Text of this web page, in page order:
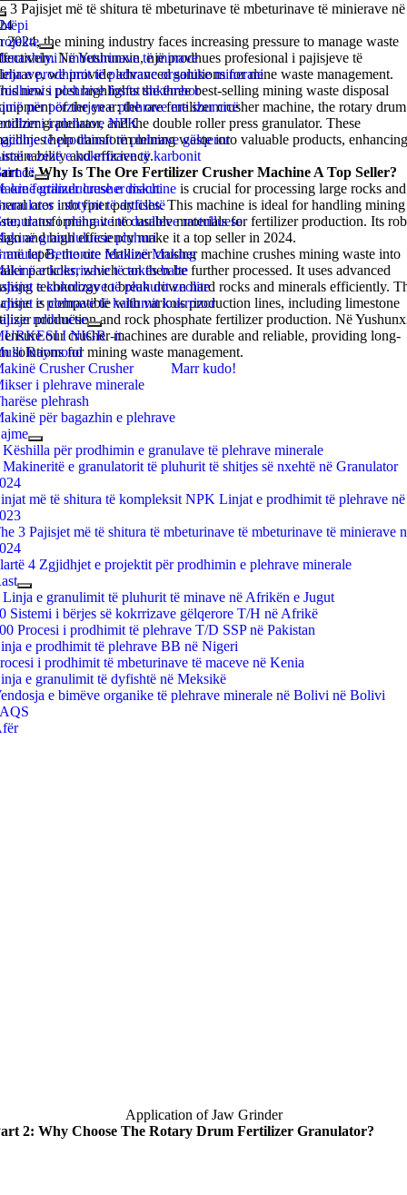
i mbeturinave të minave
e prodhimit të plehrave organike minerale
i plehrave fosfat shkëmbor
për përzierjen e plehrave me shumicë
i plehrave NPK
të prodhimit të plehrave gëlqeror
e zezë e kokrrizave të karbonit
granululuese e diskut
i shtypit të dyfishtë
i plehrave të daulleve rrotulluese
granululuese pluhuri
Bentonite Makinë Making
e kokrrizave të tokës balte
e kokrrizave të pluhurit zeolite
e plehrave të kaliumit kokrrizor
ndihmëse
I NIGR -it
Raymond
Crusher Crusher
i plehrave minerale
plehrash
për bagazhin e plehrave
Këshilla për prodhimin e granulave të plehrave minerale
Makineritë e granulatorit të pluhurit të shitjes së nxehtë në Granulator
më të shitura të kompleksit NPK Linjat e prodhimit të plehrave në
3 Pajisjet më të shitura të mbeturinave të mbeturinave të minierave
4 Zgjidhjet e projektit për prodhimin e plehrave minerale
Linja e granulimit të pluhurit të minave në Afrikën e Jugut
Sistemi i bërjes së kokrrizave gëlqerore T/H në Afrikë
Procesi i prodhimit të plehrave T/D SSP në Pakistan
e prodhimit të plehrave BB në Nigeri
i prodhimit të mbeturinave të maceve në Kenia
e granulimit të dyfishtë në Meksikë
e bimëve organike të plehrave minerale në Bolivi në Bolivi
3 Pajisjet më të shitura të mbeturinave të mbeturinave të minierave në
2024,the mining industry faces increasing pressure to manage waste
. Në Yushunxin, një prodhues profesional i pajisjeve të
we provide advanced solutions for mine waste management.
news post highlights the three best-selling mining waste disposal
of the year:the ore fertilizer crusher machine,the rotary drum
granulator,and the double roller press granulator.These
help transform mining waste into valuable products,
and efficiency.
1:Why Is The Ore Fertilizer Crusher Machine A Top Seller?
ore fertilizer crusher machine is crucial for processing large rocks and
ores into finer particles.This machine is ideal for handling mining
,transforming it into usable materials for fertilizer production. Its
and high efficiency make it a top seller in 2024.
më tepër,the ore fertilizer crusher machine crushes mining waste into
particles,which can then be further processed. It uses advanced
technology to break down hard rocks and minerals efficiently.
is compatible with various production lines, including limestone
production and rock phosphate fertilizer production. Në
ensure our crusher machines are durable and reliable, providing long-
solutions for mining waste management.
Marr kudo!
Application of Jaw Grinder
2:Why Choose The Rotary Drum Fertilizer Granulator?